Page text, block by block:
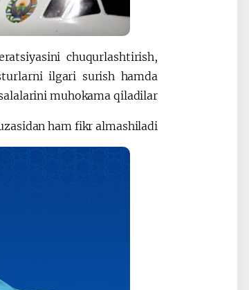
chuqurlashtirish,
ilgari surish hamda
muhokama qiladilar.
ham fikr almashiladi.